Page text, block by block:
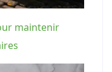
maintenir